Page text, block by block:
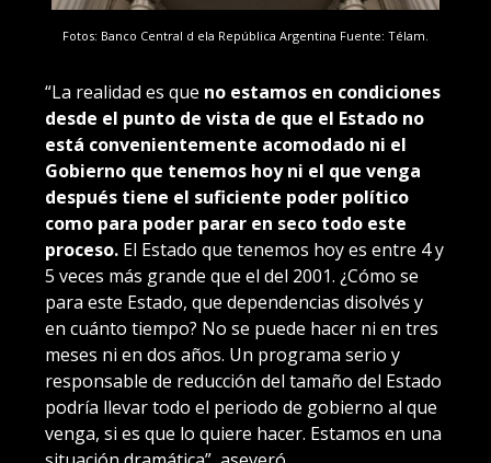
Fotos: Banco Central d ela República Argentina Fuente: Télam.
“La realidad es que no estamos en condiciones
desde el punto de vista de que el Estado no
está convenientemente acomodado ni el
Gobierno que tenemos hoy ni el que venga
después tiene el suficiente poder político
como para poder parar en seco todo este
proceso. El Estado que tenemos hoy es entre 4 y
5 veces más grande que el del 2001. ¿Cómo se
para este Estado, que dependencias disolvés y
en cuánto tiempo? No se puede hacer ni en tres
meses ni en dos años. Un programa serio y
responsable de reducción del tamaño del Estado
podría llevar todo el periodo de gobierno al que
venga, si es que lo quiere hacer. Estamos en una